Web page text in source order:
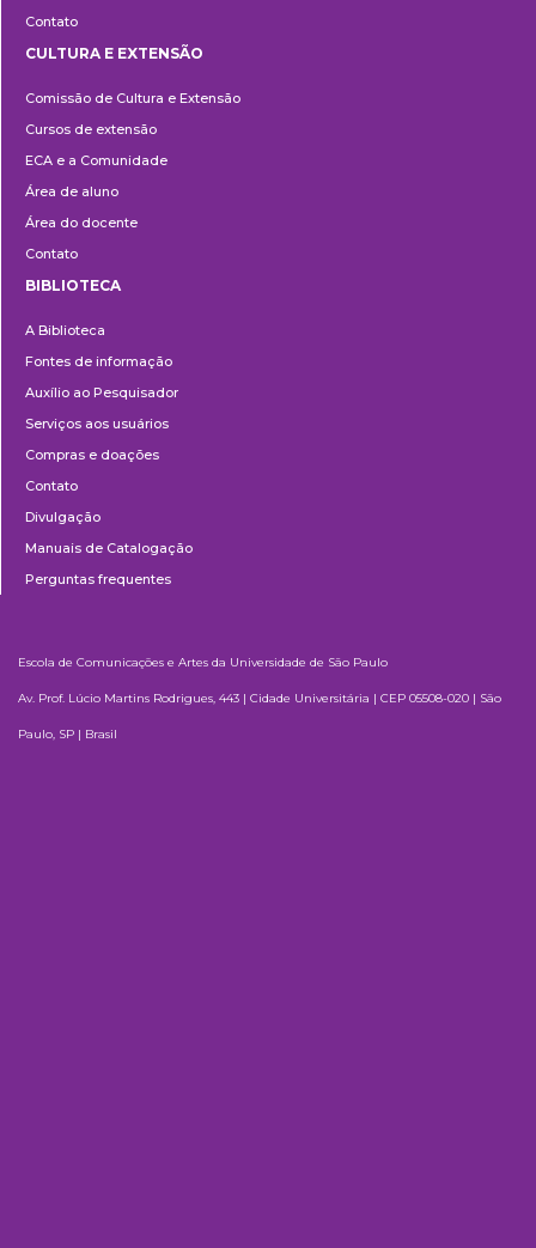
Contato
e
Extensão
CULTURA E EXTENSÃO
Comissão de Cultura e Extensão
Cursos de extensão
ECA e a Comunidade
Área de aluno
Área do docente
Contato
BIBLIOTECA
A Biblioteca
Fontes de informação
Auxílio ao Pesquisador
Serviços aos usuários
Compras e doações
Contato
Divulgação
Manuais de Catalogação
Perguntas frequentes
Escola de Comunicações e Artes da Universidade de São Paulo
Av. Prof. Lúcio Martins Rodrigues, 443 | Cidade Universitária | CEP 05508-020 | São
Paulo, SP | Brasil